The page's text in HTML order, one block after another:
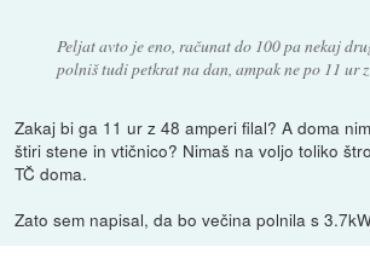
Peljat avto je eno, računat do 100 pa nekaj
polniš tudi petkrat na dan, ampak ne po 11 ur
Zakaj bi ga 11 ur z 48 amperi filal? A doma
štiri stene in vtičnico? Nimaš na voljo toliko
TČ doma.
Zato sem napisal, da bo večina polnila s